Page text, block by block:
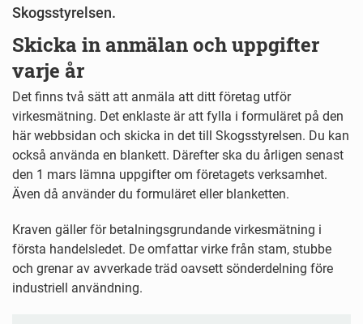
Skogsstyrelsen.
Skicka in anmälan och uppgifter
varje år
Det finns två sätt att anmäla att ditt företag utför
virkesmätning. Det enklaste är att fylla i formuläret på den
här webbsidan och skicka in det till Skogsstyrelsen. Du kan
också använda en blankett. Därefter ska du årligen senast
den 1 mars lämna uppgifter om företagets verksamhet.
Även då använder du formuläret eller blanketten.
Kraven gäller för betalningsgrundande virkesmätning i
första handelsledet. De omfattar virke från stam, stubbe
och grenar av avverkade träd oavsett sönderdelning före
industriell användning.